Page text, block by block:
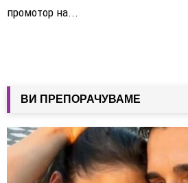
промотор на...
ВИ ПРЕПОРАЧУВАМЕ